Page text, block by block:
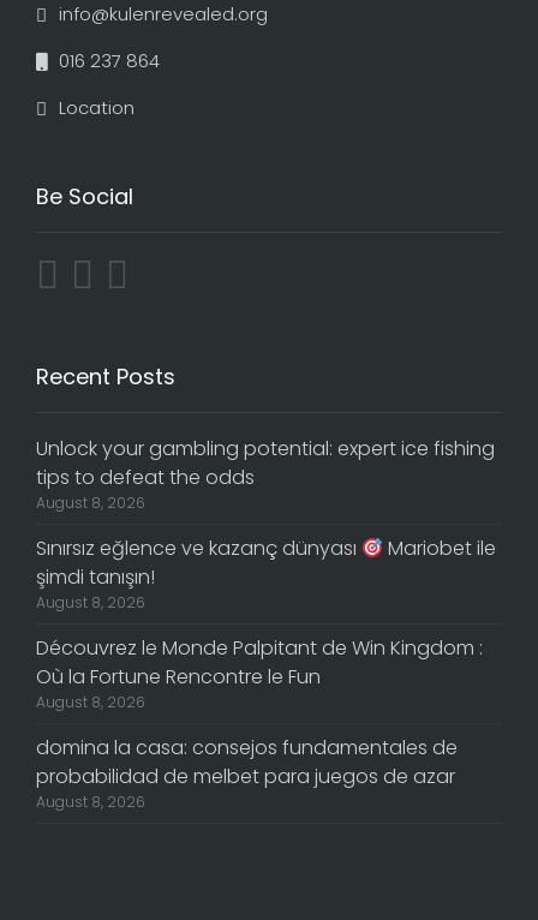
info@kulenrevealed.org
016 237 864
Location
Be Social
Recent Posts
Unlock your gambling potential: expert ice fishing
tips to defeat the odds
August 8, 2026
Sınırsız eğlence ve kazanç dünyası
Mariobet ile
şimdi tanışın!
August 8, 2026
Découvrez le Monde Palpitant de Win Kingdom :
Où la Fortune Rencontre le Fun
August 8, 2026
domina la casa: consejos fundamentales de
probabilidad de melbet para juegos de azar
August 8, 2026